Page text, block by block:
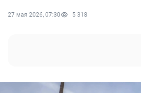
27 мая 2026, 07:30 5 318